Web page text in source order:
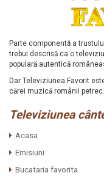
Parte componentă a
trebui descrisă ca o
populară autentică
Dar Televiziunea Favorit
cărei muzică românii
Televiziunea
Acasa
Emisiuni
Bucataria favorita